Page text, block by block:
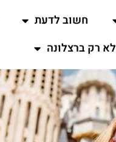
חשוב לדעת
לא רק ברצלונה